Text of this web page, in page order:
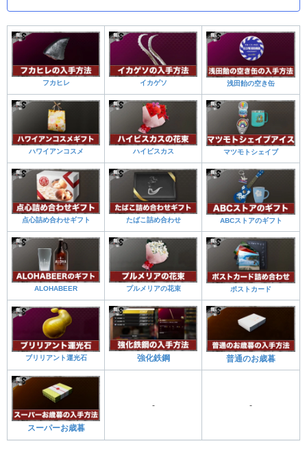
フカヒレ イカゲソ 浅田飴の空き缶
ハワイアンコスメ ハイビスカス マツモトシェイブ
点心詰め合わせギフト たばこ詰め合わせ ABCストアのギフト
ALOHABEER プルメリアの花束 ポストカード
ブリリアント運光石 強化鉄鋼 普通のお歳暮
スーパーお歳暮
- ‐